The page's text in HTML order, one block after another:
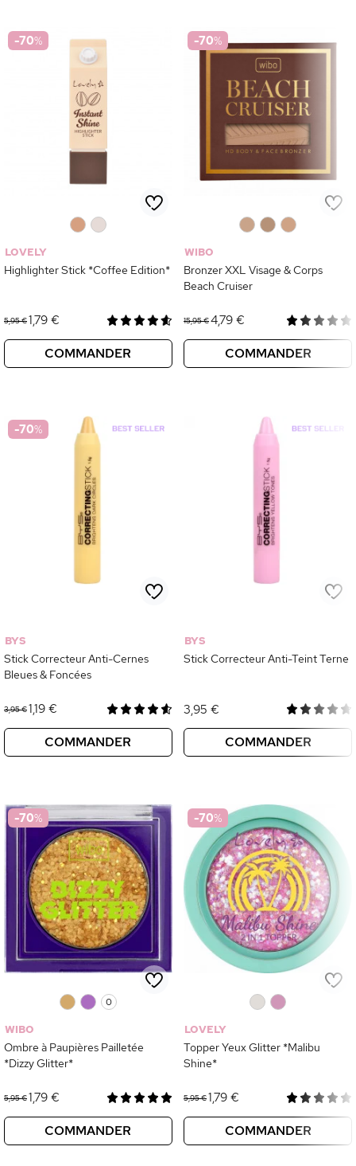
-70%
LOVELY
Highlighter Stick *Coffee Edition*
5,95 €1,79 €
COMMANDER
-70%
WIBO
Bronzer XXL Visage & Corps
Beach Cruiser
15,95 €4,79 €
COMMANDER
-70%
BYS
Stick Correcteur Anti-Cernes
Bleues & Foncées
3,95 €1,19 €
COMMANDER
BYS
Stick Correcteur Anti-Teint Terne
3,95 €
COMMANDER
-70%
0
WIBO
Ombre à Paupières Pailletée
*Dizzy Glitter*
5,95 €1,79 €
COMMANDER
-70%
LOVELY
Topper Yeux Glitter *Malibu
Shine*
5,95 €1,79 €
COMMANDER